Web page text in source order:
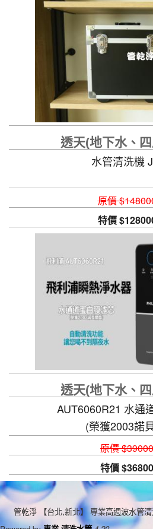
透天(地下水、
水管清洗機
原價
特價
透天(地下水、
AUT6060R21 水通
(榮獲2003諾
自動清洗功能，讓您
原價
特價
管乾淨 【台北,新北】 專業高週波水管